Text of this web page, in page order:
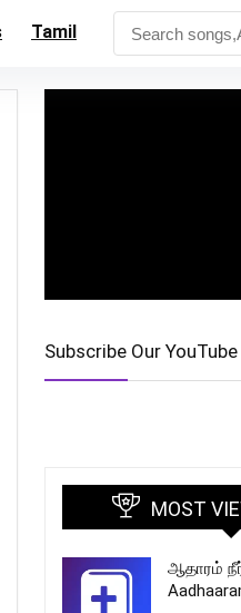
Tamil
Subscribe Our
MOST
ஆதாரம்